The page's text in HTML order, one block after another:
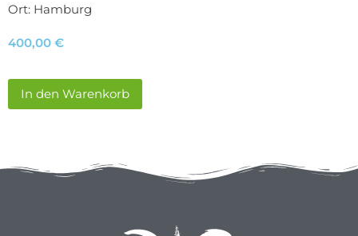
Ort: Hamburg
400,00 €
In den Warenkorb